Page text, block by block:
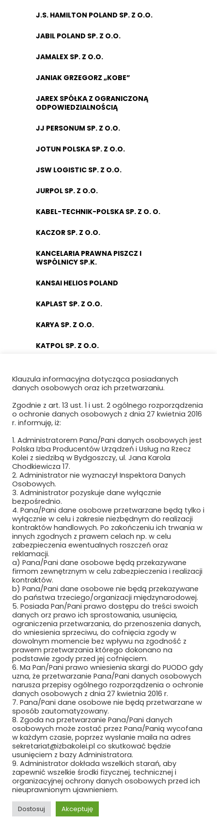
J.S. HAMILTON POLAND SP. Z O.O.
JABIL POLAND SP. Z O.O.
JAMALEX SP. Z O.O.
JANIAK GRZEGORZ „KOBE”
JAREX SPÓŁKA Z OGRANICZONĄ
ODPOWIEDZIALNOŚCIĄ
JJ PERSONUM SP. Z O.O.
JOTUN POLSKA SP. Z O.O.
JSW LOGISTIC SP. Z O.O.
JURPOL SP. Z O.O.
KABEL-TECHNIK-POLSKA SP. Z O. O.
KACZOR SP. Z O.O.
KANCELARIA PRAWNA PISZCZ I
WSPÓLNICY SP.K.
KANSAI HELIOS POLAND
KAPLAST SP. Z O.O.
KARYA SP. Z O.O.
KATPOL SP. Z O.O.
KISIELEWSKI SP. Z O. O.
KNORR-BREMSE POLSKA SP. Z O.O.
KOBAN SP. Z O.O.
KOLEJE DOLNOŚLĄSKIE S.A.
KOLEJE MAŁOPOLSKIE SP. Z O.O.
KOLEJE MAZOWIECKIE – KM SP. Z O.O.
KOLEJE ŚLĄSKIE SP. Z O.O.
KOLEJOWE ZAKŁADY AUTOMATYKI S.A.
KOLEJOWE ZAKŁADY ŁĄCZNOŚCI SP. Z
O.O.
KOLEN SP. Z O.O.
KOLREM SP. Z O.O. SP.K.
KOLTECH SP. Z O.O.
KOLTECH SP. Z O.O.
KONICA MINOLTA BUSINESS SOLUTIONS
POLSKA
KRAKOWSKIE ZAKŁADY AUTOMATYKI S.A.
KRATOS POLSKA SP. Z O.O.
KRIS-MAX KRZYSZTOF JANAKOWSKI
KS SERWIS SP. Z O.O.
KUCA SP. Z O.O
KUKA POLSKA SP. Z O.O.
Klauzula informacyjna dotycząca posiadanych
danych osobowych oraz ich przetwarzaniu.
Zgodnie z art. 13 ust. 1 i ust. 2 ogólnego rozporządzenia
o ochronie danych osobowych z dnia 27 kwietnia 2016
r. informuję, iż:
1. Administratorem Pana/Pani danych osobowych jest
Polska Izba Producentów Urządzeń i Usług na Rzecz
Kolei z siedzibą w Bydgoszczy, ul. Jana Karola
Chodkiewicza 17.
2. Administrator nie wyznaczył Inspektora Danych
Osobowych.
3. Administrator pozyskuje dane wyłącznie
bezpośrednio.
4. Pana/Pani dane osobowe przetwarzane będą tylko i
wyłącznie w celu i zakresie niezbędnym do realizacji
kontraktów handlowych. Po zakończeniu ich trwania w
innych zgodnych z prawem celach np. w celu
zabezpieczenia ewentualnych roszczeń oraz
reklamacji.
a) Pana/Pani dane osobowe będą przekazywane
firmom zewnętrznym w celu zabezpieczenia i realizacji
kontraktów.
b) Pana/Pani dane osobowe nie będą przekazywane
do państwa trzeciego/organizacji międzynarodowej.
5. Posiada Pan/Pani prawo dostępu do treści swoich
danych orz prawo ich sprostowania, usunięcia,
ograniczenia przetwarzania, do przenoszenia danych,
do wniesienia sprzeciwu, do cofnięcia zgody w
dowolnym momencie bez wpływu na zgodność z
prawem przetwarzania którego dokonano na
podstawie zgody przed jej cofnięciem.
6. Ma Pan/Pani prawo wniesienia skargi do PUODO gdy
uzna, że przetwarzanie Pana/Pani danych osobowych
narusza przepisy ogólnego rozporządzenia o ochronie
danych osobowych z dnia 27 kwietnia 2016 r.
7. Pana/Pani dane osobowe nie będą przetwarzane w
sposób zautomatyzowany.
8. Zgoda na przetwarzanie Pana/Pani danych
osobowych może zostać przez Pana/Panią wycofana
w każdym czasie, poprzez wysłanie maila na adres
sekretariat@izbakolei.pl co skutkować będzie
usunięciem z bazy Administratora.
9. Administrator dokłada wszelkich starań, aby
zapewnić wszelkie środki fizycznej, technicznej i
organizacyjnej ochrony danych osobowych przed ich
nieuprawnionym ujawnieniem.
Dostosuj Akceptuję